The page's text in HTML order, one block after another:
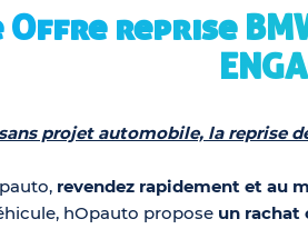
reprise
projet automobile, la reprise
revendez rapidement et au
hOpauto propose un rachat